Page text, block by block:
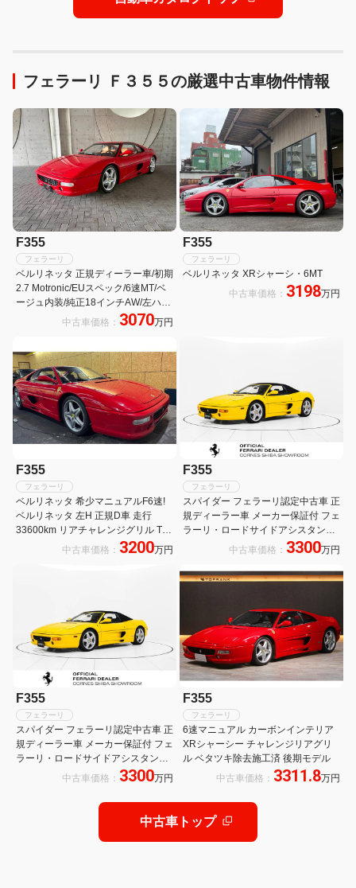
フェラーリ Ｆ３５５の厳選中古車物件情報
F355
フェラーリ
ベルリネッタ 正規ディーラー車/初期
2.7 Motronic/EUスペック/6速MT/ベ
ージュ内装/純正18インチAW/左ハン
ドル/Ferrariバッグ
中古車価格： 3070万円
F355
フェラーリ
ベルリネッタ XRシャーシ・6MT
中古車価格： 3198万円
F355
フェラーリ
ベルリネッタ 希少マニュアルF6速!
ベルリネッタ 左H 正規D車 走行
33600km リアチャレンジグリル Tベ
ルト・W/P交換済み
中古車価格： 3200万円
F355
フェラーリ
スパイダー フェラーリ認定中古車 正
規ディーラー車 メーカー保証付 フェ
ラーリ・ロードサイドアシスタンス
Ferrari Approved中古車価格： 3300万円
F355
フェラーリ
スパイダー フェラーリ認定中古車 正
規ディーラー車 メーカー保証付 フェ
ラーリ・ロードサイドアシスタンス
Ferrari Approved中古車価格： 3300万円
F355
フェラーリ
6速マニュアル カーボンインテリア
XRシャーシー チャレンジリアグリ
ル ベタツキ除去施工済 後期モデル
中古車価格： 3311.8万円
中古車トップ